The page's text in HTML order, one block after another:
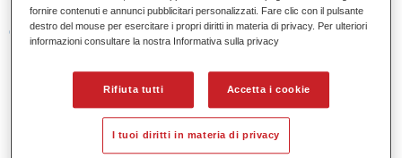
Caratteristiche del prodotto
Colori pastello, metallizzati e perlati.
Eccellenti proprietà di riempimento.
Buona opacità.
Sistema di basi opache a solvente Standox.
Facile da sfumare.
fornire contenuti e annunci pubblicitari personalizzati. Fare clic con il pulsante
destro del mouse per esercitare i propri diritti in materia di privacy. Per ulteriori
informazioni consultare la nostra Informativa sulla privacy
Rifiuta tutti Accetta i cookie
I tuoi diritti in materia di privacy